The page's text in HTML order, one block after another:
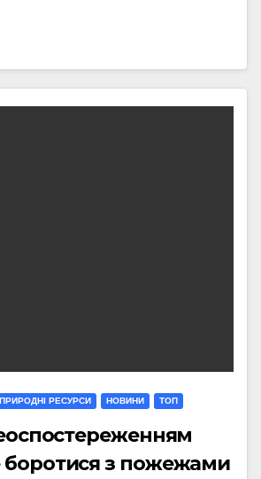
РЕСУРСИ НОВИНИ ТОП
з пожежами